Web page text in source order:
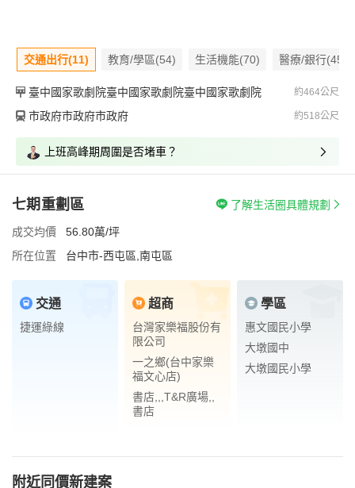
交通出行(11) 教育/學區(54) 生活機能(70) 醫療/銀行(45)
臺中國家歌劇院臺中國家歌劇院臺中國家歌劇院 約464公尺
市政府市政府市政府 約518公尺
上班高峰期周圍是否堵車？
七期重劃區 了解生活圈具體規劃
成交均價
56.80萬/坪
所在位置
台中市-西屯區,南屯區
交通
捷運綠線
超商
台灣家樂福股份有
限公司
一之鄉(台中家樂
福文心店)
書店,,,T&R廣場,,
書店
學區
惠文國民小學
大墩國中
大墩國民小學
附近同價新建案